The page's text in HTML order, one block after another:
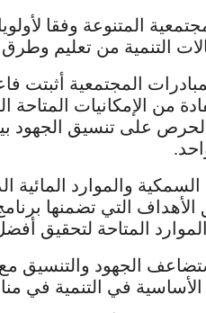
المتنوعة وفقا
التنمية من تعليم
المجتمعية أثبتت
من الإمكانيات المتاحة
على تنسيق الجهود
والموارد المائية
التي تضمنها
المتاحة لتحقيق أفضل
الجهود والتنسيق
في التنمية في